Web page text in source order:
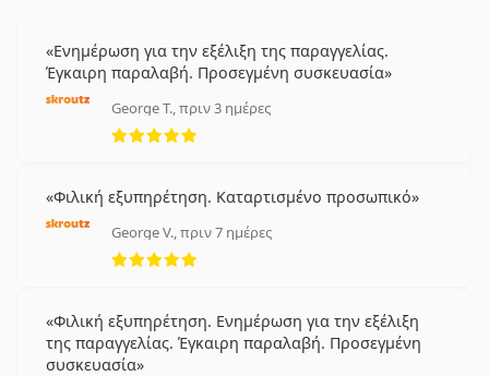
Ενημέρωση για την εξέλιξη της παραγγελίας.
Έγκαιρη παραλαβή. Προσεγμένη συσκευασία
George T., πριν 3 ημέρες
5 αξιολογήσεις από 5
Φιλική εξυπηρέτηση. Καταρτισμένο προσωπικό
George V., πριν 7 ημέρες
5 αξιολογήσεις από 5
Φιλική εξυπηρέτηση. Ενημέρωση για την εξέλιξη
της παραγγελίας. Έγκαιρη παραλαβή. Προσεγμένη
συσκευασία